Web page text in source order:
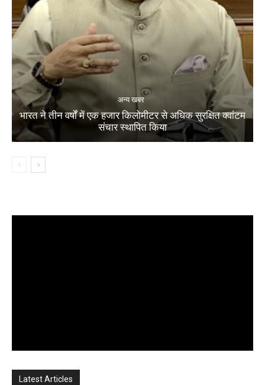
अन्य खबर
भारत ने तीन वर्षों में एक हजार किलोमीटर से अधिक सुरक्षित क्वांटम
संचार स्थापित किया
Latest Articles